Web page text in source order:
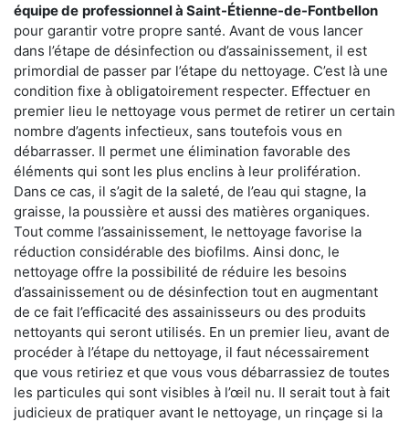
équipe de professionnel à Saint-Étienne-de-Fontbellon
pour garantir votre propre santé. Avant de vous lancer
dans l’étape de désinfection ou d’assainissement, il est
primordial de passer par l’étape du nettoyage. C’est là une
condition fixe à obligatoirement respecter. Effectuer en
premier lieu le nettoyage vous permet de retirer un certain
nombre d’agents infectieux, sans toutefois vous en
débarrasser. Il permet une élimination favorable des
éléments qui sont les plus enclins à leur prolifération.
Dans ce cas, il s’agit de la saleté, de l’eau qui stagne, la
graisse, la poussière et aussi des matières organiques.
Tout comme l’assainissement, le nettoyage favorise la
réduction considérable des biofilms. Ainsi donc, le
nettoyage offre la possibilité de réduire les besoins
d’assainissement ou de désinfection tout en augmentant
de ce fait l’efficacité des assainisseurs ou des produits
nettoyants qui seront utilisés. En un premier lieu, avant de
procéder à l’étape du nettoyage, il faut nécessairement
que vous retiriez et que vous vous débarrassiez de toutes
les particules qui sont visibles à l’œil nu. Il serait tout à fait
judicieux de pratiquer avant le nettoyage, un rinçage si la